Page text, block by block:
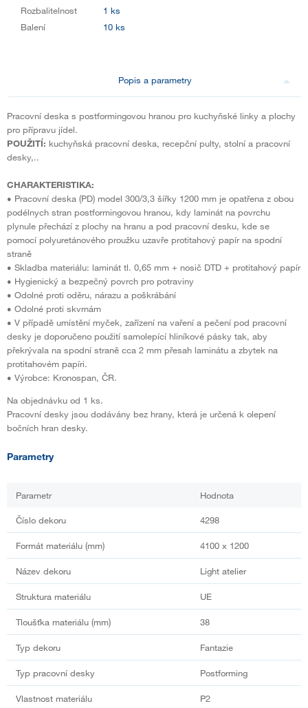
Rozbalitelnost
1 ks
Balení
10 ks
Popis a parametry
Pracovní deska s postformingovou hranou pro kuchyňské linky a plochy
pro přípravu jídel.
POUŽITÍ: kuchyňská pracovní deska, recepční pulty, stolní a pracovní
desky,..
CHARAKTERISTIKA:
• Pracovní deska (PD) model 300/3,3 šířky 1200 mm je opatřena z obou
podélnych stran postformingovou hranou, kdy laminát na povrchu
plynule přechází z plochy na hranu a pod pracovní desku, kde se
pomocí polyuretánového proužku uzavře protitahový papír na spodní
straně
• Skladba materiálu: laminát tl. 0,65 mm + nosič DTD + protitahový papír
• Hygienický a bezpečný povrch pro potraviny
• Odolné proti oděru, nárazu a poškrábání
• Odolné proti skvrnám
• V případě umístění myček, zařízení na vaření a pečení pod pracovní
desky je doporučeno použití samolepící hliníkové pásky tak, aby
překrývala na spodní straně cca 2 mm přesah laminátu a zbytek na
protitahovém papíri.
• Výrobce: Kronospan, ČR.
Na objednávku od 1 ks.
Pracovní desky jsou dodávány bez hrany, která je určená k olepení
bočních hran desky.
Parametry
Parametr Hodnota
Číslo dekoru 4298
Formát materiálu (mm) 4100 x 1200
Název dekoru Light atelier
Struktura materiálu UE
Tloušťka materiálu (mm) 38
Typ dekoru Fantazie
Typ pracovní desky Postforming
Vlastnost materiálu P2